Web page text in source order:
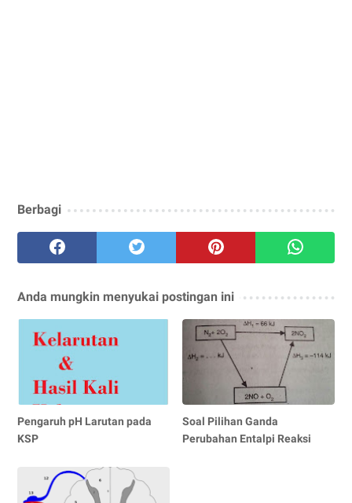
Berbagi
Anda mungkin menyukai postingan ini
Pengaruh pH Larutan pada
KSP
Soal Pilihan Ganda
Perubahan Entalpi Reaksi